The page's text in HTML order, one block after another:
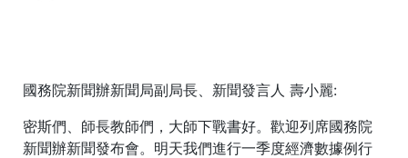
國務院新聞辦新聞局副局長、新聞發言人 壽小麗:
密斯們、師長教師們，大師下戰書好。歡迎列席國務院
新聞辦新聞發布會。明天我們進行一季度經濟數據例行